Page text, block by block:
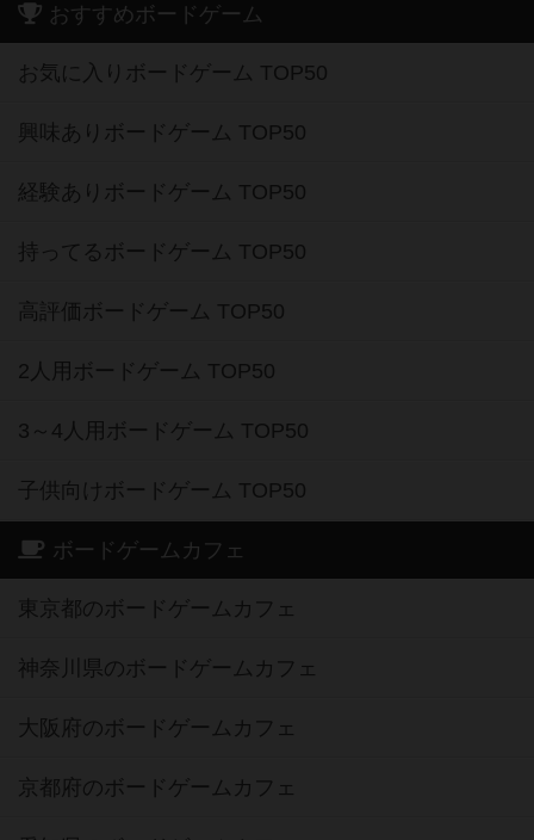
おすすめボードゲーム
お気に入りボードゲーム TOP50
興味ありボードゲーム TOP50
経験ありボードゲーム TOP50
持ってるボードゲーム TOP50
高評価ボードゲーム TOP50
2人用ボードゲーム TOP50
3～4人用ボードゲーム TOP50
子供向けボードゲーム TOP50
ボードゲームカフェ
東京都のボードゲームカフェ
神奈川県のボードゲームカフェ
大阪府のボードゲームカフェ
京都府のボードゲームカフェ